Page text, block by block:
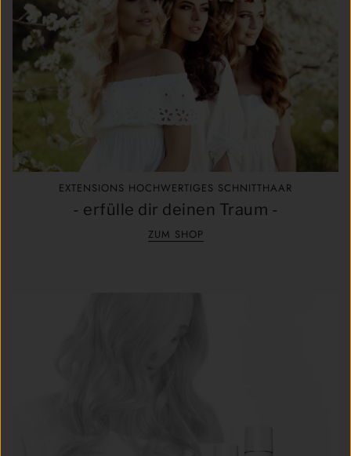
EXTENSIONS HOCHWERTIGES SCHNITTHAAR
- erfülle dir deinen Traum -
ZUM SHOP